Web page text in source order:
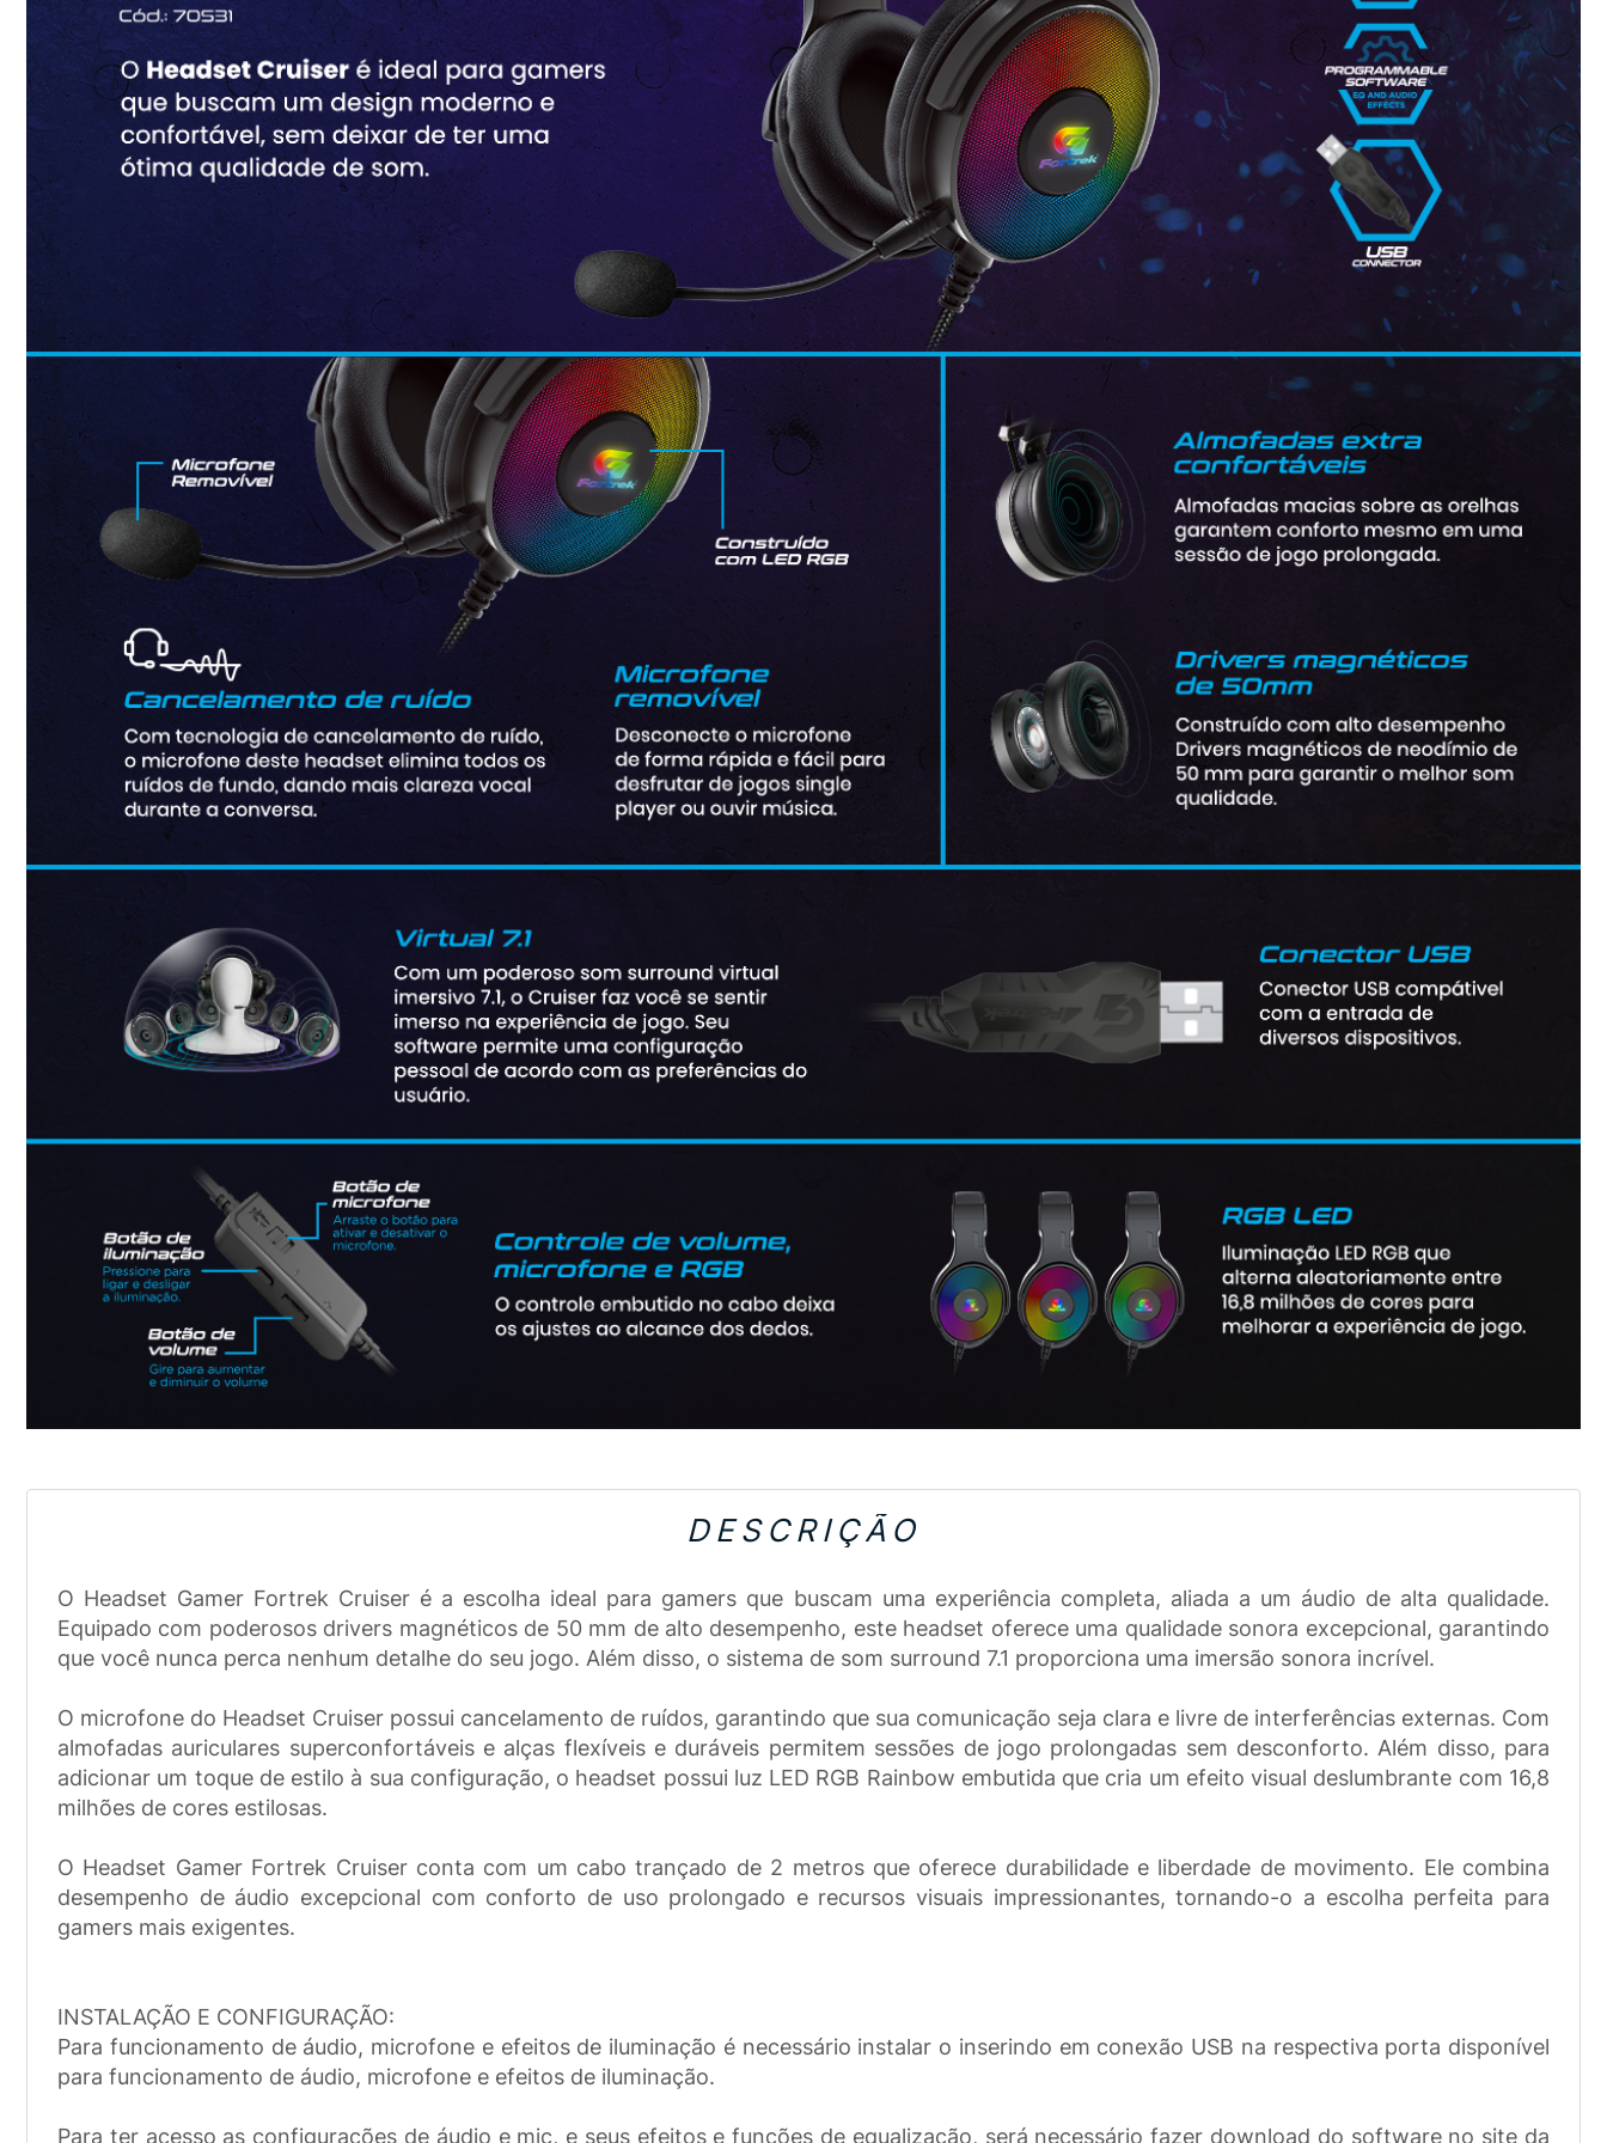
DESCRIÇÃO
O Headset Gamer Fortrek Cruiser é a escolha ideal para gamers que buscam uma experiência completa, aliada a um áudio de alta qualidade.
Equipado com poderosos drivers magnéticos de 50 mm de alto desempenho, este headset oferece uma qualidade sonora excepcional, garantindo
que você nunca perca nenhum detalhe do seu jogo. Além disso, o sistema de som surround 7.1 proporciona uma imersão sonora incrível.
O microfone do Headset Cruiser possui cancelamento de ruídos, garantindo que sua comunicação seja clara e livre de interferências externas. Com
almofadas auriculares superconfortáveis e alças flexíveis e duráveis permitem sessões de jogo prolongadas sem desconforto. Além disso, para
adicionar um toque de estilo à sua configuração, o headset possui luz LED RGB Rainbow embutida que cria um efeito visual deslumbrante com 16,8
milhões de cores estilosas.
O Headset Gamer Fortrek Cruiser conta com um cabo trançado de 2 metros que oferece durabilidade e liberdade de movimento. Ele combina
desempenho de áudio excepcional com conforto de uso prolongado e recursos visuais impressionantes, tornando-o a escolha perfeita para
gamers mais exigentes.
INSTALAÇÃO E CONFIGURAÇÃO:
Para funcionamento de áudio, microfone e efeitos de iluminação é necessário instalar o inserindo em conexão USB na respectiva porta disponível
para funcionamento de áudio, microfone e efeitos de iluminação.
Para ter acesso as configurações de áudio e mic, e seus efeitos e funções de equalização, será necessário fazer download do software no site da